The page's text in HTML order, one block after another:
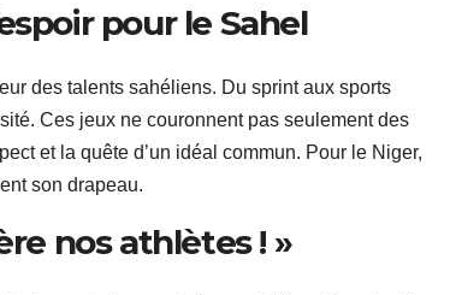
pour le Sahel
des talents sahéliens. Du sprint aux sports
Ces jeux ne couronnent pas seulement des
et la quête d’un idéal commun. Pour le Niger,
son drapeau.
nos athlètes ! »